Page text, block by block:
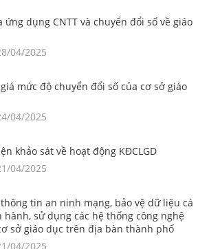
ứng dụng CNTT và chuyển đổi số về giáo
04/2025
mức độ chuyển đổi số của cơ sở giáo
04/2025
khảo sát về hoạt động KĐCLGD
04/2025
tin an ninh mạng, bảo vệ dữ liệu cá
hành, sử dụng các hệ thống công nghệ
sở giáo dục trên địa bàn thành phố
04/2025